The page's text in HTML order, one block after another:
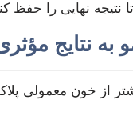
نتیجه نهایی را حفظ
به نتایج
از خون معمولی